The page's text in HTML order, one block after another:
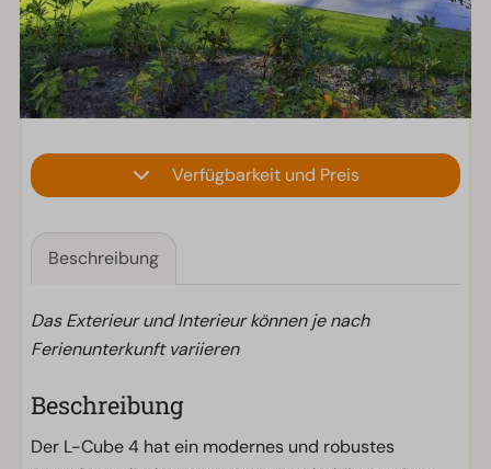
Verfügbarkeit und Preis
Beschreibung
Das Exterieur und Interieur können je nach
Ferienunterkunft variieren
Beschreibung
Der L-Cube 4 hat ein modernes und robustes